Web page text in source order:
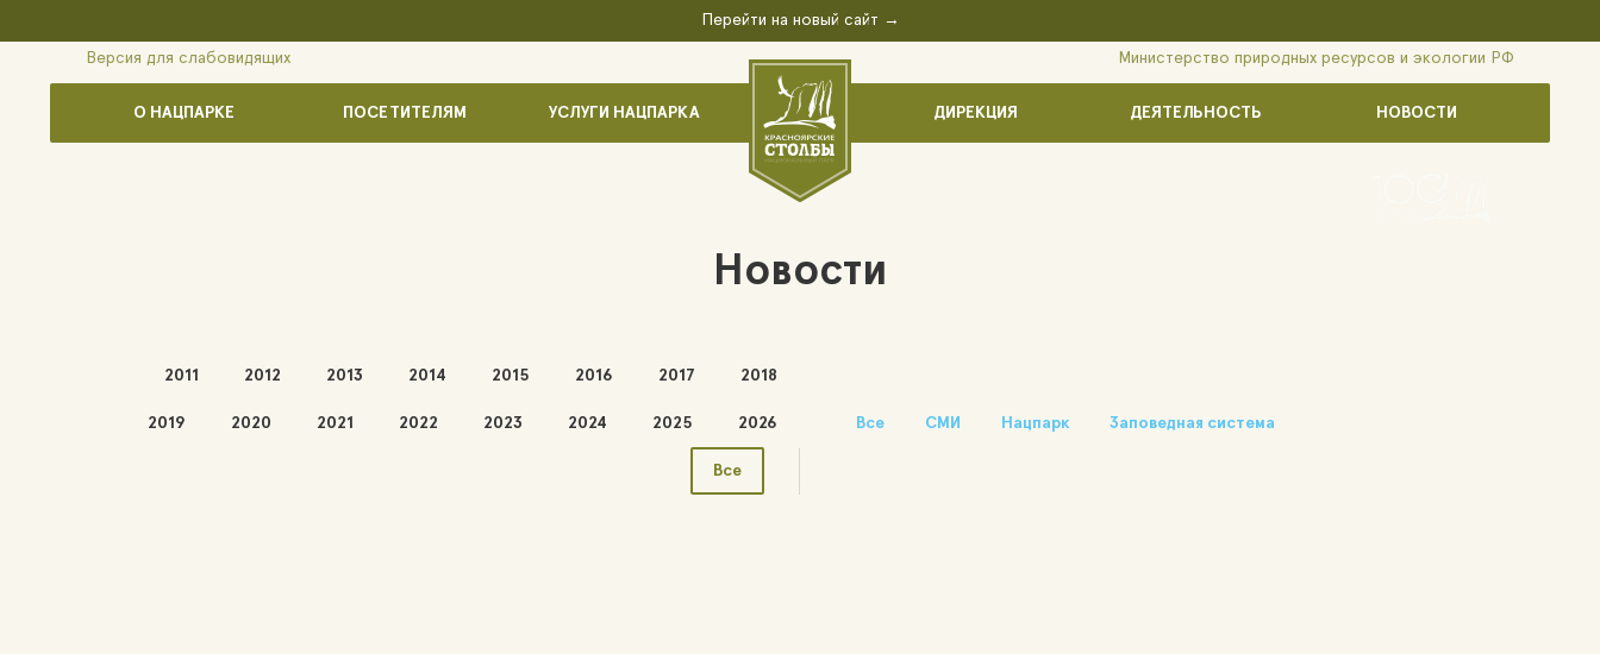
Перейти на новый сайт →
Версия для слабовидящих
О НАЦПАРКЕ ПОСЕТИТЕЛЯМ УСЛУГИ НАЦПАРКА ДИРЕКЦИЯ ДЕЯТЕЛЬНОСТЬ НОВОСТИ
Министерство природных ресурсов и экологии РФ
Новости
2011 2012 2013 2014 2015 2016 2017 2018
2019 2020 2021 2022 2023 2024 2025 2026
Все
Все СМИ Нацпарк Заповедная система